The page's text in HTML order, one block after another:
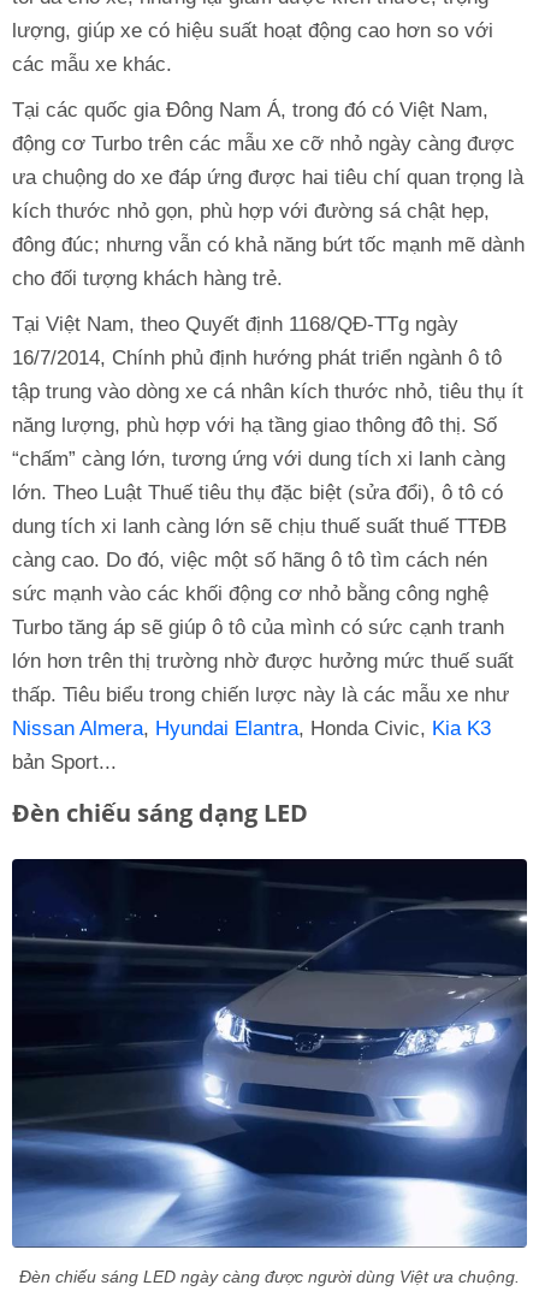
lượng, giúp xe có hiệu suất hoạt động cao hơn so với
các mẫu xe khác.
Tại các quốc gia Đông Nam Á, trong đó có Việt Nam,
động cơ Turbo trên các mẫu xe cỡ nhỏ ngày càng được
ưa chuộng do xe đáp ứng được hai tiêu chí quan trọng là
kích thước nhỏ gọn, phù hợp với đường sá chật hẹp,
đông đúc; nhưng vẫn có khả năng bứt tốc mạnh mẽ dành
cho đối tượng khách hàng trẻ.
Tại Việt Nam, theo Quyết định 1168/QĐ-TTg ngày
16/7/2014, Chính phủ định hướng phát triển ngành ô tô
tập trung vào dòng xe cá nhân kích thước nhỏ, tiêu thụ ít
năng lượng, phù hợp với hạ tầng giao thông đô thị. Số
“chấm” càng lớn, tương ứng với dung tích xi lanh càng
lớn. Theo Luật Thuế tiêu thụ đặc biệt (sửa đổi), ô tô có
dung tích xi lanh càng lớn sẽ chịu thuế suất thuế TTĐB
càng cao. Do đó, việc một số hãng ô tô tìm cách nén
sức mạnh vào các khối động cơ nhỏ bằng công nghệ
Turbo tăng áp sẽ giúp ô tô của mình có sức cạnh tranh
lớn hơn trên thị trường nhờ được hưởng mức thuế suất
thấp. Tiêu biểu trong chiến lược này là các mẫu xe như
Nissan Almera, Hyundai Elantra, Honda Civic, Kia K3
bản Sport...
Đèn chiếu sáng dạng LED
Đèn chiếu sáng LED ngày càng được người dùng Việt ưa chuộng.